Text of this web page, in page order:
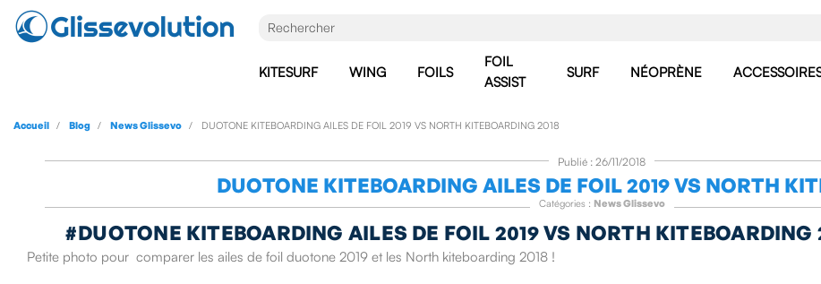
KITESURF WING FOILS
FOIL
ASSIST
SURF NÉOPRÈNE
Accueil Blog News Glissevo DUOTONE KITEBOARDING AILES DE FOIL 2019 VS NORTH KITEBOARDING 2018
Publié : 26/11/2018
DUOTONE KITEBOARDING AILES DE FOIL 2019 VS NORTH
Catégories : News Glissevo
#DUOTONE KITEBOARDING AILES DE FOIL 2019 VS NORTH KITEBOARDING
Petite photo pour comparer les ailes de foil duotone 2019 et les North kiteboarding 2018 !